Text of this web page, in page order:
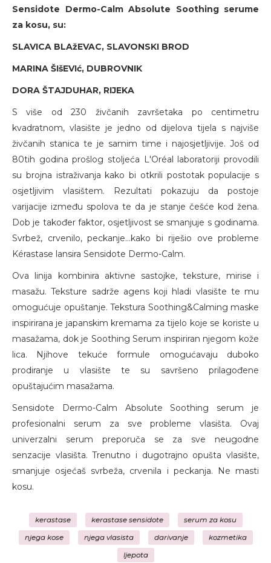
Sensidote Dermo-Calm Absolute Soothing serume
za kosu, su:
SLAVICA BLAžEVAC, SLAVONSKI BROD
MARINA ŠIšEVIć, DUBROVNIK
DORA ŠTAJDUHAR, RIJEKA
S više od 230 živčanih završetaka po centimetru
kvadratnom, vlasište je jedno od dijelova tijela s najviše
živčanih stanica te je samim time i najosjetljivije. Još od
80tih godina prošlog stoljeća L'Oréal laboratoriji provodili
su brojna istraživanja kako bi otkrili postotak populacije s
osjetljivim vlasištem. Rezultati pokazuju da postoje
varijacije između spolova te da je stanje češće kod žena.
Dob je također faktor, osjetljivost se smanjuje s godinama.
Svrbež, crvenilo, peckanje...kako bi riješio ove probleme
Kérastase lansira Sensidote Dermo-Calm.
Ova linija kombinira aktivne sastojke, teksture, mirise i
masažu. Teksture sadrže agens koji hladi vlasište te mu
omogućuje opuštanje. Tekstura Soothing&Calming maske
inspirirana je japanskim kremama za tijelo koje se koriste u
masažama, dok je Soothing Serum inspiriran njegom kože
lica. Njihove tekuće formule omogućavaju duboko
prodiranje u vlasište te su savršeno prilagođene
opuštajućim masažama.
Sensidote Dermo-Calm Absolute Soothing serum je
profesionalni serum za sve probleme vlasišta. Ovaj
univerzalni serum preporuča se za sve neugodne
senzacije vlasišta. Trenutno i dugotrajno opušta vlasište,
smanjuje osjećaš svrbeža, crvenila i peckanja. Ne masti
kosu.
kerastase kerastase sensidote serum za kosu
njega kose njega vlasista darivanje kozmetika
ljepota